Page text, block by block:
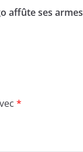
affûte ses armes
*